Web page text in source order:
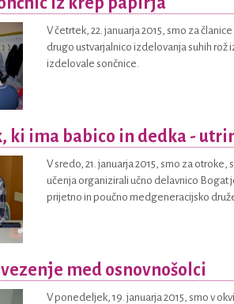
V četrtek, 22. januarja 2015, smo za
drugo ustvarjalnico izdelovanja suhih rož
izdelovale sončnice.
ki ima babico in dedka -
V sredo, 21. januarja 2015, smo za
učenja organizirali učno delavnico Bogat
prijetno in poučno medgeneracijsko
med osnovnošolci
V ponedeljek, 19. januarja 2015, smo v